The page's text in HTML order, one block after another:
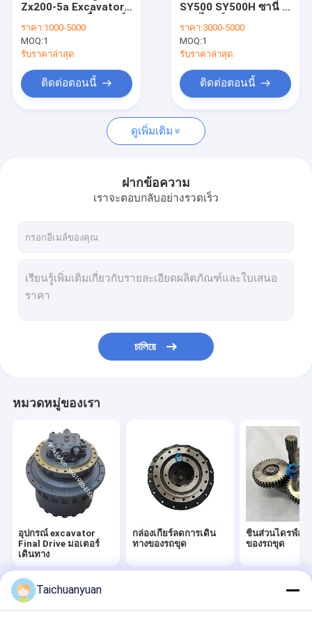
เครื่องขุด
กล่องเกียร์ลดการสวิงของเครื่องขุด
อะไหล่รถขุดสวิงไดรฟ์
ชิ้นส่วนปั๊มไฮดรอลิกของรถขุด
ผลิตภัณฑ์เครื่องยนต์
Zx200-5a Excavator
เดินทาง 9233692
9261222 9250188
9269199
ราคา:1000-5000
MOQ:1
รับราคาล่าสุด
ติดต่อตอนนี้
SY500 SY500H ซานี่ ฟิ
เตอร์ Assy ODM
ราคา:3000-5000
MOQ:1
รับราคาล่าสุด
ติดต่อตอนนี้
ดูเพิ่มเติม
ฝากข้อความ
เราจะตอบกลับอย่างรวดเร็ว
চালিয়ে
หมวดหมู่ของเรา
อุปกรณ์ excavator
Final Drive มอเตอร์
เดินทาง
กล่องเกียร์ลดการเดิน
ทางของรถขุด
ชิ้นส่วนไดรฟ์สุด
ของรถขุด
Taichuanyuan